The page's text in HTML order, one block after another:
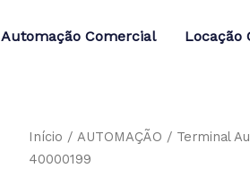
Automação Comercial Locação
Início /AUTOMAÇÃO / Terminal
40000199